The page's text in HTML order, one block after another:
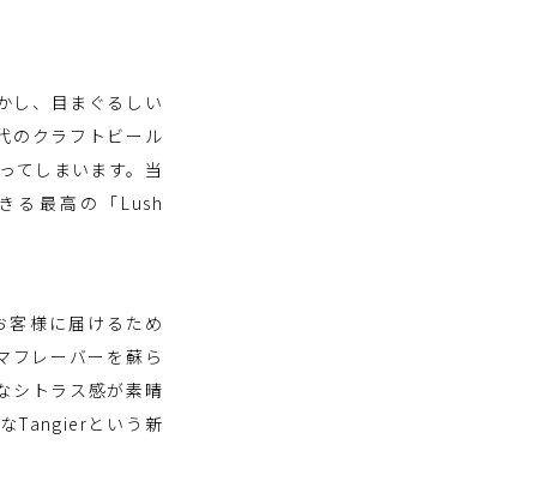
し、目まぐるしい
のクラフトビール
てしまいます。当
る最高の「Lush
客様に届けるため
フレーバーを蘇ら
シトラス感が素晴
Tangierという新